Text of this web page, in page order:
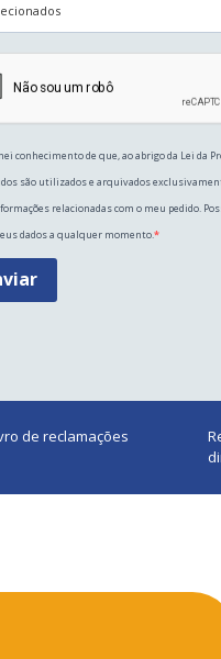
conhecimento de que, ao abrigo da Lei da
são utilizados e arquivados
relacionadas com o meu pedido.
dados a qualquer momento.
de reclamações